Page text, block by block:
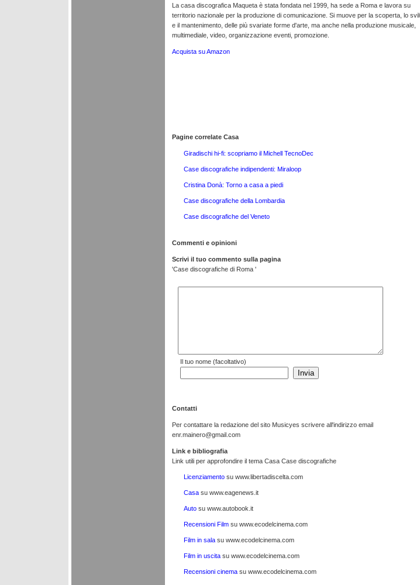
La casa discografica Maqueta è stata fondata nel 1999, ha sede a Roma e lavora su
territorio nazionale per la produzione di comunicazione. Si muove per la scoperta, lo
e il mantenimento, delle più svariate forme d'arte, ma anche nella produzione musicale,
multimediale, video, organizzazione eventi, promozione.
Acquista su Amazon
Pagine correlate Casa
Giradischi hi-fi: scopriamo il Michell TecnoDec
Case discografiche indipendenti: Miraloop
Cristina Donà: Torno a casa a piedi
Case discografiche della Lombardia
Case discografiche del Veneto
Commenti e opinioni
Scrivi il tuo commento sulla pagina
'Case discografiche di Roma '
Il tuo nome (facoltativo)
Contatti
Per contattare la redazione del sito Musicyes scrivere all'indirizzo email
enr.mainero@gmail.com
Link e bibliografia
Link utili per approfondire il tema Casa Case discografiche
Licenziamento su www.libertadiscelta.com
Casa su www.eagenews.it
Auto su www.autobook.it
Recensioni Film su www.ecodelcinema.com
Film in sala su www.ecodelcinema.com
Film in uscita su www.ecodelcinema.com
Recensioni cinema su www.ecodelcinema.com